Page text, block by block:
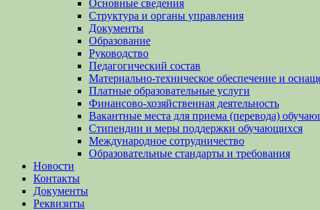
Основные сведения
Структура и органы управления
Документы
Образование
Руководство
Педагогический состав
Материально-техническое обеспечение и
Платные образовательные услуги
Финансово-хозяйственная деятельность
Вакантные места для приема (перевода)
Стипендии и меры поддержки обучающихся
Международное сотрудничество
Образовательные стандарты и требования
Новости
Контакты
Документы
Реквизиты